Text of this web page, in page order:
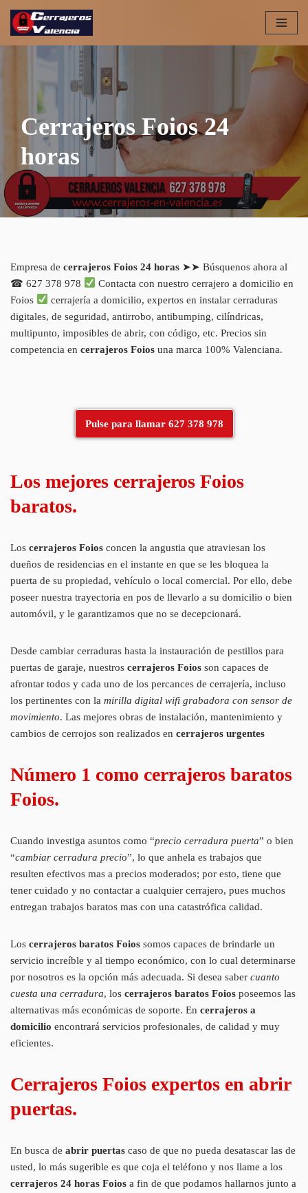
Saltar
Cerrajeros Foios 24
horas
Empresa de cerrajeros Foios 24 horas ➤➤ Búsquenos ahora al
☎ 627 378 978
Contacta con nuestro cerrajero a domicilio en
Foios
cerrajería a domicilio, expertos en instalar cerraduras
digitales, de seguridad, antirrobo, antibumping, cilíndricas,
multipunto, imposibles de abrir, con código, etc. Precios sin
competencia en cerrajeros Foios una marca 100% Valenciana.
Pulse para llamar 627 378 978
Los mejores cerrajeros Foios
baratos.
Los cerrajeros Foios concen la angustia que atraviesan los
dueños de residencias en el instante en que se les bloquea la
puerta de su propiedad, vehículo o local comercial. Por ello, debe
poseer nuestra trayectoria en pos de llevarlo a su domicilio o bien
automóvil, y le garantizamos que no se decepcionará.
Desde cambiar cerraduras hasta la instauración de pestillos para
puertas de garaje, nuestros cerrajeros Foios son capaces de
afrontar todos y cada uno de los percances de cerrajería, incluso
los pertinentes con la mirilla digital wifi grabadora con sensor de
movimiento. Las mejores obras de instalación, mantenimiento y
cambios de cerrojos son realizados en cerrajeros urgentes
Número 1 como cerrajeros baratos
Foios.
Cuando investiga asuntos como “precio cerradura puerta” o bien
“cambiar cerradura precio”, lo que anhela es trabajos que
resulten efectivos mas a precios moderados; por esto, tiene que
tener cuidado y no contactar a cualquier cerrajero, pues muchos
entregan trabajos baratos mas con una catastrófica calidad.
Los cerrajeros baratos Foios somos capaces de brindarle un
servicio increíble y al tiempo económico, con lo cual determinarse
por nosotros es la opción más adecuada. Si desea saber cuanto
cuesta una cerradura, los cerrajeros baratos Foios poseemos las
alternativas más económicas de soporte. En cerrajeros a
domicilio encontrará servicios profesionales, de calidad y muy
eficientes.
Cerrajeros Foios expertos en abrir
puertas.
En busca de abrir puertas caso de que no pueda desatascar las de
usted, lo más sugerible es que coja el teléfono y nos llame a los
cerrajeros 24 horas Foios a fin de que podamos hallarnos junto a